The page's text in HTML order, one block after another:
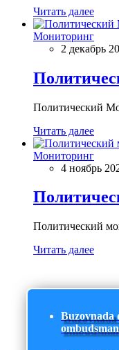
Читать далее
Мониторинг
2 декабрь
Политический
Читать далее
Мониторинг
4 ноябрь
Политический
Читать далее
Buzovnada